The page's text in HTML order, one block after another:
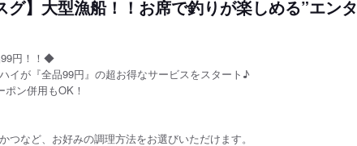
グ】大型漁船！！お席で釣りが楽しめる”エンタ
円！！◆
イが『全品99円』の超お得なサービスをスタート♪
ン併用もOK！
など、お好みの調理方法をお選びいただけます。